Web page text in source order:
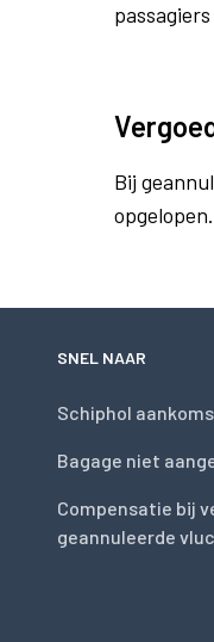
Bij
SNEL NAAR
Schiphol
Bagage niet
Compensatie bij
geannuleerde